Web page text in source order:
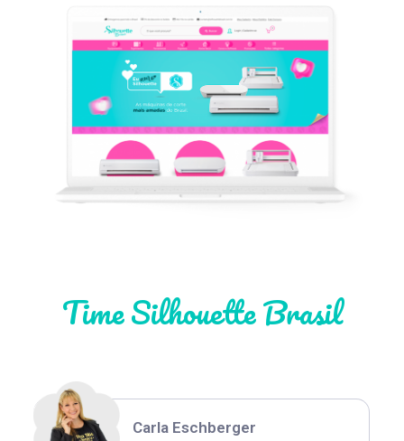
Time Silhouette Brasil
Léia Pastori
Thiara Ney
Carla Eschberger